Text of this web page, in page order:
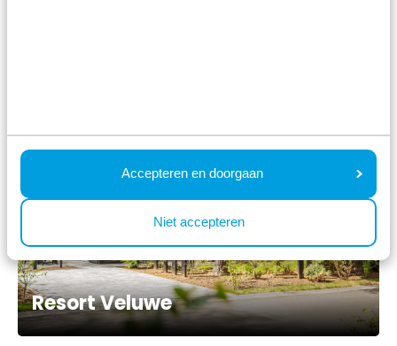
Accepteren en doorgaan
Niet accepteren
Resort Veluwe